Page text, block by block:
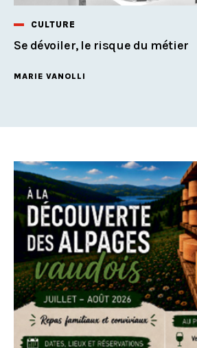
CULTURE
Se dévoiler, le risque du métier
MARIE VANOLLI